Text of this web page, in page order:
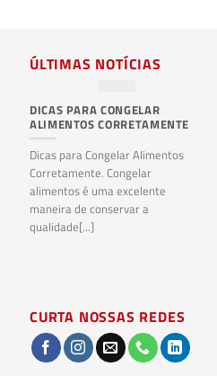
ÚLTIMAS NOTÍCIAS
DICAS PARA CONGELAR
ALIMENTOS CORRETAMENTE
Dicas para Congelar Alimentos
Corretamente. Congelar
alimentos é uma excelente
maneira de conservar a
qualidade[...]
CURTA NOSSAS REDES